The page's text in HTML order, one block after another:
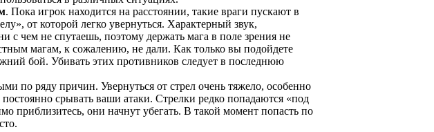
. Пока игрок находится на расстоянии, такие враги пускают в
от которой легко увернуться. Характерный звук,
чем не спутаешь, поэтому держать мага в поле зрения не
магам, к сожалению, не дали. Как только вы подойдете
бой. Убивать этих противников следует в последнюю
по ряду причин. Увернуться от стрел очень тяжело, особенно
срывать ваши атаки. Стрелки редко попадаются «под
приблизитесь, они начнут убегать. В такой момент попасть по